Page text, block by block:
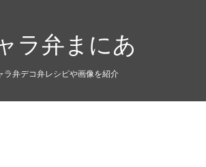
ラ弁まにあ
ラ弁デコ弁レシピや画像を紹介